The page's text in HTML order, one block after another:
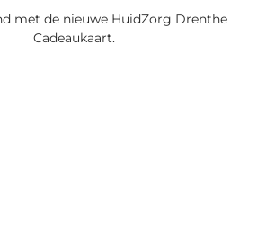
met de nieuwe HuidZorg Drenthe
Cadeaukaart.